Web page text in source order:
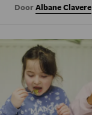
DoorAlbane Clavere